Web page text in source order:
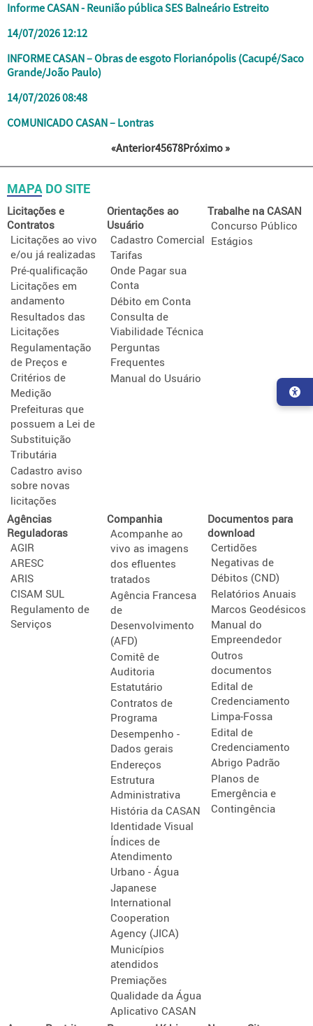
Informe CASAN - Reunião pública SES Balneário Estreito
14/07/2026 12:12
INFORME CASAN – Obras de esgoto Florianópolis (Cacupé/Saco
Grande/João Paulo)
14/07/2026 08:48
COMUNICADO CASAN – Lontras
«Anterior45678Próximo »
MAPA DO SITE
Licitações e
Contratos
Licitações ao vivo
e/ou já realizadas
Pré-qualificação
Licitações em
andamento
Resultados das
Licitações
Regulamentação
de Preços e
Critérios de
Medição
Prefeituras que
possuem a Lei de
Substituição
Tributária
Cadastro aviso
sobre novas
licitações
Orientações ao
Usuário
Cadastro Comercial
Tarifas
Onde Pagar sua
Conta
Débito em Conta
Consulta de
Viabilidade Técnica
Perguntas
Frequentes
Manual do Usuário
Trabalhe na CASAN
Concurso Público
Estágios
Agências
Reguladoras
AGIR
ARESC
ARIS
CISAM SUL
Regulamento de
Serviços
Companhia
Acompanhe ao
vivo as imagens
dos efluentes
tratados
Agência Francesa
de
Desenvolvimento
(AFD)
Comitê de
Auditoria
Estatutário
Contratos de
Programa
Desempenho -
Dados gerais
Endereços
Estrutura
Administrativa
História da CASAN
Identidade Visual
Índices de
Atendimento
Urbano - Água
Japanese
International
Cooperation
Agency (JICA)
Municípios
atendidos
Premiações
Qualidade da Água
Aplicativo CASAN
Documentos para
download
Certidões
Negativas de
Débitos (CND)
Relatórios Anuais
Marcos Geodésicos
Manual do
Empreendedor
Outros
documentos
Edital de
Credenciamento
Limpa-Fossa
Edital de
Credenciamento
Abrigo Padrão
Planos de
Emergência e
Contingência